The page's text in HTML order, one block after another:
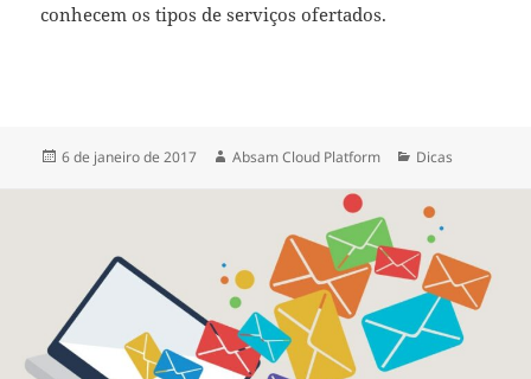
conhecem os tipos de serviços ofertados.
6 de janeiro de 2017 Absam Cloud Platform Dicas